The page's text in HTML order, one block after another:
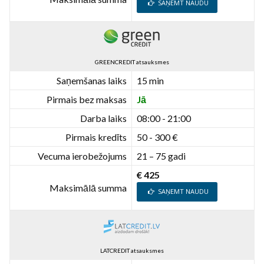
SAŅEMT NAUDU
GREENCREDIT atsauksmes
Saņemšanas laiks
15 min
Pirmais bez maksas
Jā
Darba laiks
08:00 - 21:00
Pirmais kredīts
50 - 300 €
Vecuma ierobežojums
21 – 75 gadi
Maksimālā summa
€ 425
SAŅEMT NAUDU
LATCREDIT atsauksmes